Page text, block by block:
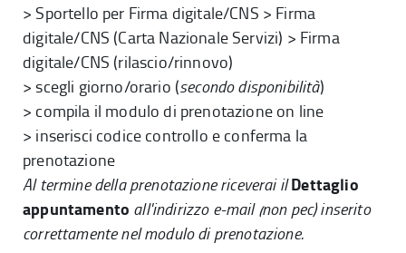
> Sportello per Firma digitale/CNS > Firma
digitale/CNS (Carta Nazionale Servizi) > Firma
digitale/CNS (rilascio/rinnovo)
> scegli giorno/orario (secondo disponibilità)
> compila il modulo di prenotazione on line
> inserisci codice controllo e conferma la
prenotazione
Al termine della prenotazione riceverai ilDettaglio
appuntamento all'indirizzo e-mail (non pec) inserito
correttamente nel modulo di prenotazione.